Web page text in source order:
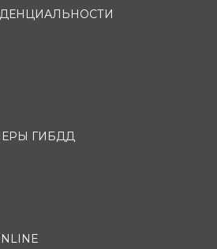
ГИБДД